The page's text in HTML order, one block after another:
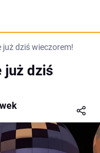
dziś wieczorem!
już dziś